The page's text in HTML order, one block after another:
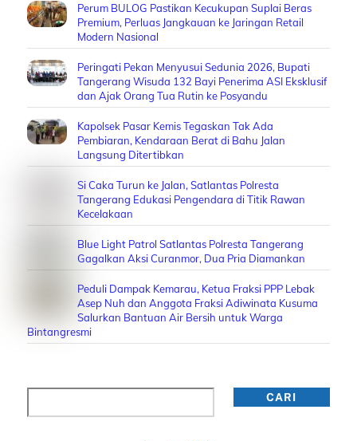
Perum BULOG Pastikan Kecukupan Suplai Beras
Premium, Perluas Jangkauan ke Jaringan Retail
Modern Nasional
Peringati Pekan Menyusui Sedunia 2026, Bupati
Tangerang Wisuda 132 Bayi Penerima ASI Eksklusif
dan Ajak Orang Tua Rutin ke Posyandu
Kapolsek Pasar Kemis Tegaskan Tak Ada
Pembiaran, Kendaraan Berat di Bahu Jalan
Langsung Ditertibkan
Si Caka Turun ke Jalan, Satlantas Polresta
Tangerang Edukasi Pengendara di Titik Rawan
Kecelakaan
Blue Light Patrol Satlantas Polresta Tangerang
Gagalkan Aksi Curanmor, Dua Pria Diamankan
Peduli Dampak Kemarau, Ketua Fraksi PPP Lebak
Asep Nuh dan Anggota Fraksi Adiwinata Kusuma
Salurkan Bantuan Air Bersih untuk Warga
Bintangresmi
CARI